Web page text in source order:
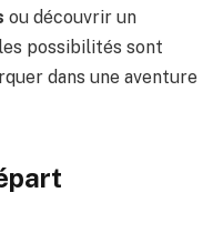
ou découvrir un
possibilités sont
dans une aventure